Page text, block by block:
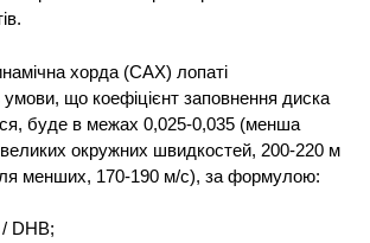
хорда (САХ) лопаті
що коефіцієнт заповнення диска
буде в межах 0,025-0,035 (менша
окружних швидкостей, 200-220 м
менших, 170-190 м/с), за формулою:
DHB;